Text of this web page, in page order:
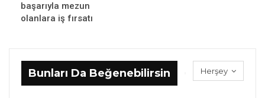
başarıyla mezun
olanlara iş fırsatı
Herşey
Bunları Da Beğenebilirsin